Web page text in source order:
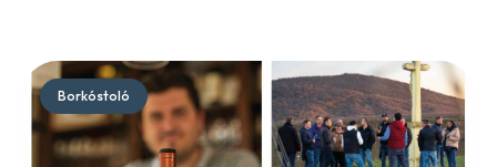
Borkóstoló